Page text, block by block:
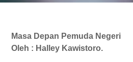
Masa Depan Pemuda Negeri
Oleh : Halley Kawistoro.